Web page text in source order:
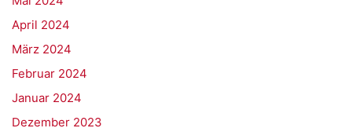
April 2024
März 2024
Februar 2024
Januar 2024
Dezember 2023